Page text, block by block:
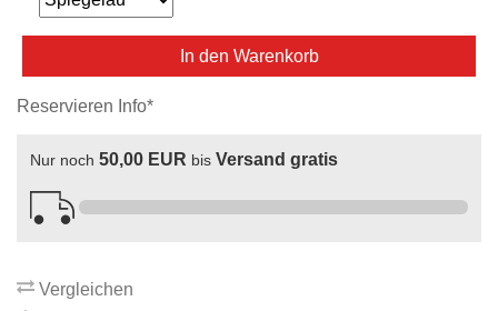
In den Warenkorb
Reservieren Info*
Nur noch 50,00 EUR bis Versand gratis
Vergleichen